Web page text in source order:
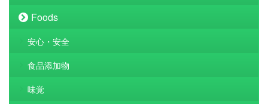
Foods
安心・安全
食品添加物
味覚